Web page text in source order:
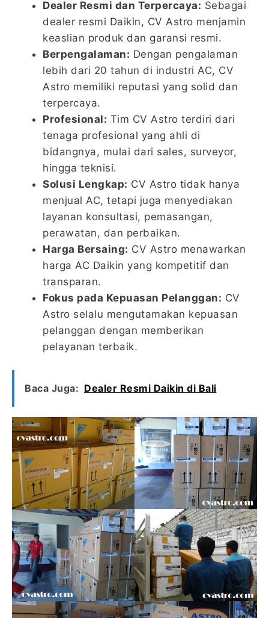
Dealer Resmi dan Terpercaya: Sebagai
dealer resmi Daikin, CV Astro menjamin
keaslian produk dan garansi resmi.
Berpengalaman: Dengan pengalaman
lebih dari 20 tahun di industri AC, CV
Astro memiliki reputasi yang solid dan
terpercaya.
Profesional: Tim CV Astro terdiri dari
tenaga profesional yang ahli di
bidangnya, mulai dari sales, surveyor,
hingga teknisi.
Solusi Lengkap: CV Astro tidak hanya
menjual AC, tetapi juga menyediakan
layanan konsultasi, pemasangan,
perawatan, dan perbaikan.
Harga Bersaing: CV Astro menawarkan
harga AC Daikin yang kompetitif dan
transparan.
Fokus pada Kepuasan Pelanggan: CV
Astro selalu mengutamakan kepuasan
pelanggan dengan memberikan
pelayanan terbaik.
Baca Juga: Dealer Resmi Daikin di Bali